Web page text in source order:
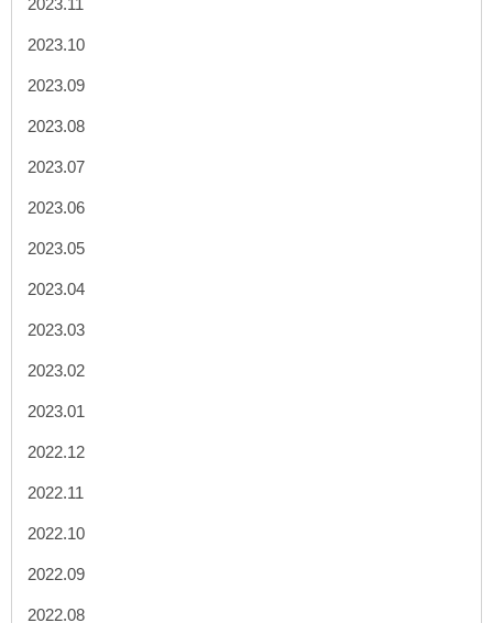
2023.11
2023.10
2023.09
2023.08
2023.07
2023.06
2023.05
2023.04
2023.03
2023.02
2023.01
2022.12
2022.11
2022.10
2022.09
2022.08